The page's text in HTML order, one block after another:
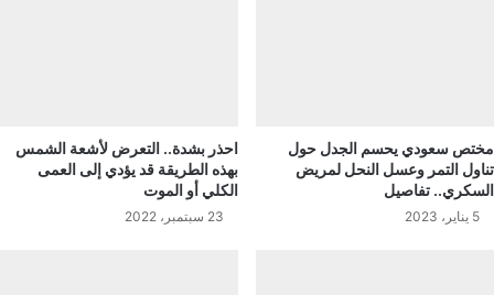
مختص سعودي يحسم الجدل حول
تناول التمر وعسل النحل لمريض
السكري.. تفاصيل
5 يناير، 2023
احذر بشدة.. التعرض لأشعة الشمس
بهذه الطريقة قد يؤدي إلى العمى
الكلي أو الموت
23 سبتمبر، 2022